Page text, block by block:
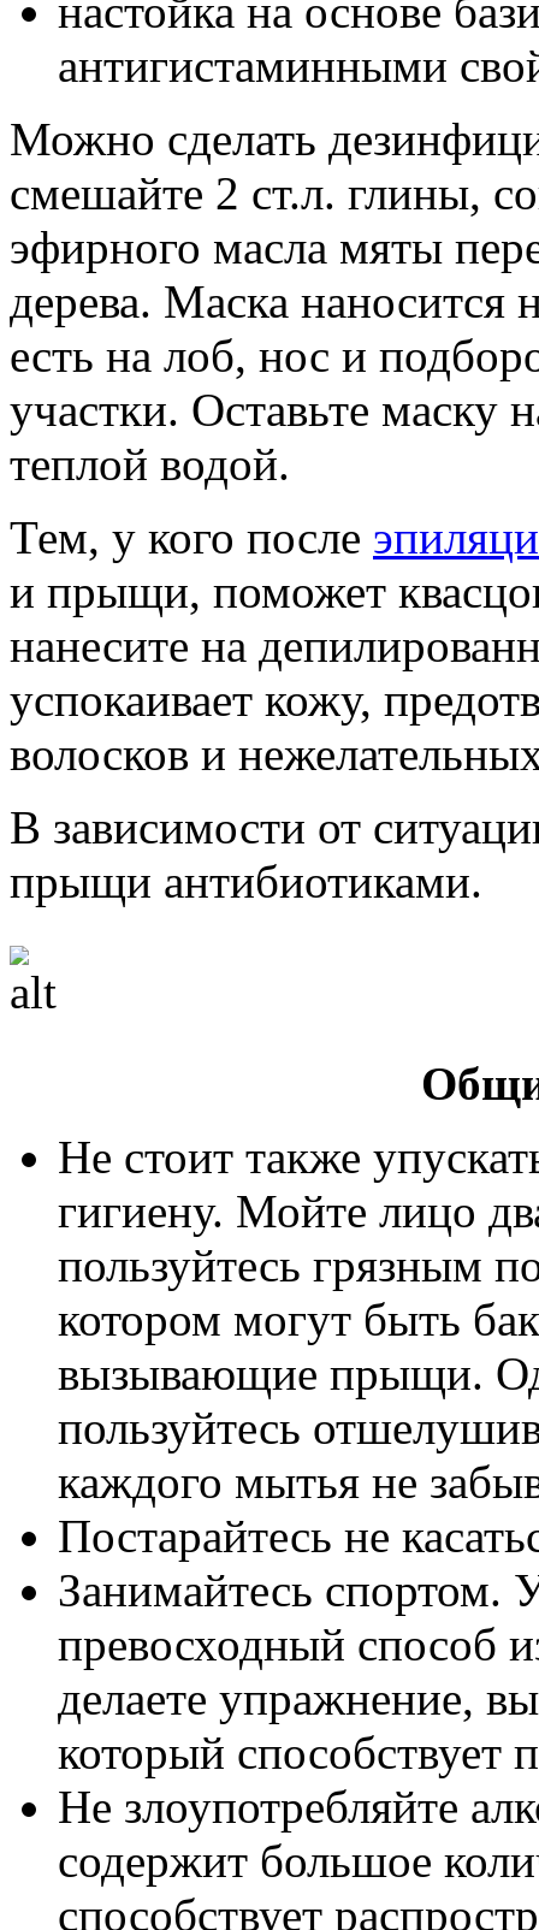
настойка на основе
антигистаминными
Можно сделать
смешайте 2 ст.л. глины,
эфирного масла мяты
дерева. Маска наносится
есть на лоб, нос и
участки. Оставьте маску
теплой водой.
Тем, у кого после
и прыщи, поможет
нанесите на
успокаивает кожу,
волосков и
В зависимости от
прыщи антибиотиками.
Не стоит также
гигиену. Мойте лицо
пользуйтесь грязным
котором могут быть
вызывающие прыщи.
пользуйтесь
каждого мытья не
Постарайтесь не
Занимайтесь спортом.
превосходный способ
делаете упражнение,
который
Не злоупотребляйте
содержит большое
способствует